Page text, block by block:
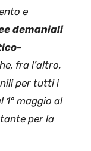
e
demaniali
fra l’altro,
per tutti i
1° maggio al
per la